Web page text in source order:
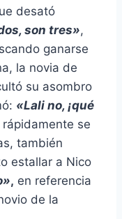
desató
son tres»,
ganarse
la novia de
su asombro
«Lali no, ¡qué
se
también
estallar a Nico
, en referencia
de la